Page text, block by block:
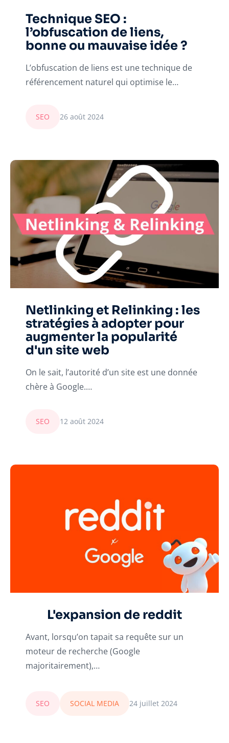
Technique SEO :
l’obfuscation de liens,
bonne ou mauvaise idée ?
L’obfuscation de liens est une technique de
référencement naturel qui optimise le…
SEO 26 août 2024
Netlinking et Relinking : les
stratégies à adopter pour
augmenter la popularité
d'un site web
On le sait, l’autorité d’un site est une donnée
chère à Google.…
SEO 12 août 2024
L'expansion de reddit
Avant, lorsqu’on tapait sa requête sur un
moteur de recherche (Google
majoritairement),…
SEO SOCIAL MEDIA 24 juillet 2024